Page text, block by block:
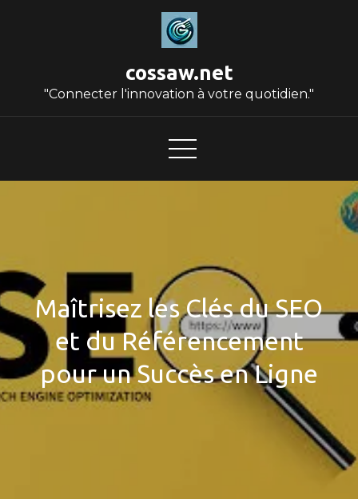
cossaw.net
"Connecter l'innovation à votre quotidien."
Maîtrisez les Clés du SEO
et du Référencement
pour un Succès en Ligne